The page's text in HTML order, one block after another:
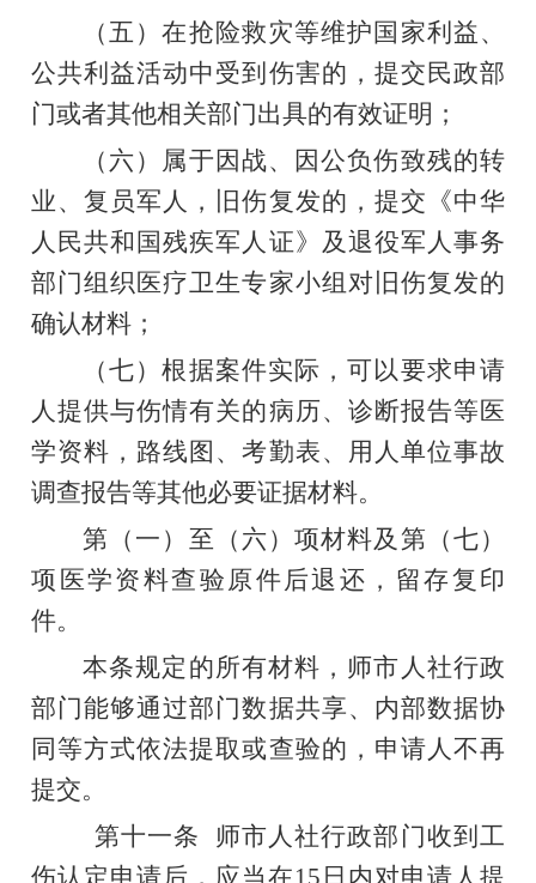
（五）在抢险救灾等维护国家利益、
公共利益活动中受到伤害的，提交民政部
门或者其他相关部门出具的有效证明；
（六）属于因战、因公负伤致残的转
业、复员军人，旧伤复发的，提交《中华
人民共和国残疾军人证》及退役军人事务
部门组织医疗卫生专家小组对旧伤复发的
确认材料 ；
（七）根据案件实际，可以要求申请
人提供与伤情有关的病历、诊断报告等医
学资料，路线图、考勤表、用人单位事故
调查报告等其他必要证据材料。
第（一）至（六）项材料及第（七）
项 医学资料查验原件后退还，留存复印
件。
本条规定的所有材料，师市人社行政
部门能够通过部门数据共享、内部数据协
同等方式依法提取或查验的，申请人不再
提交。
第十一条
师市人社行政部门收到工
伤认定申请后，应当在15 日内对申请人提